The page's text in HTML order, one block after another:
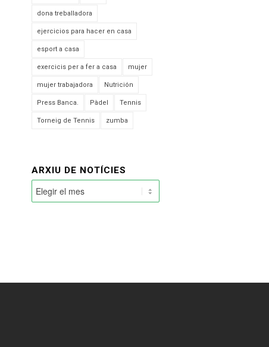
dona treballadora
ejercicios para hacer en casa
esport a casa
exercicis per a fer a casa mujer
mujer trabajadora Nutrición
Press Banca. Pàdel Tennis
Torneig de Tennis zumba
ARXIU DE NOTÍCIES